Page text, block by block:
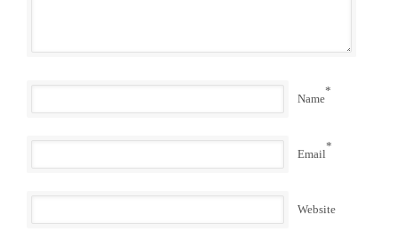
Name
*
Email
*
Website